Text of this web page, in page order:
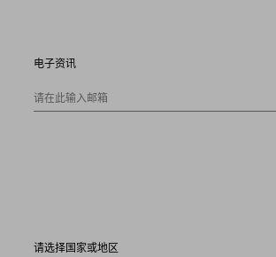
电子资讯
请在此输入邮箱
请选择国家或地区